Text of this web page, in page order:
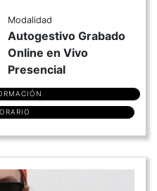
Modalidad
Autogestivo Grabado
Online en Vivo
Presencial